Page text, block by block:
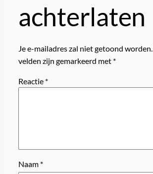
achterlaten
Je e-mailadres zal niet getoond worden.
velden zijn gemarkeerd met *
Reactie *
Naam *